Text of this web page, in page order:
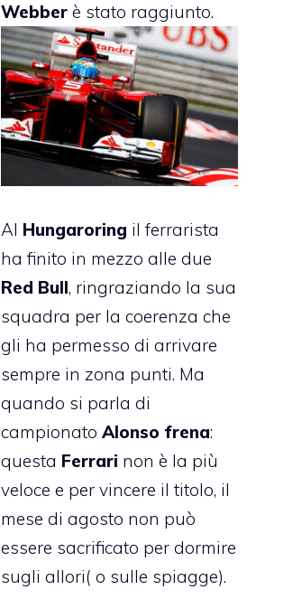
Webber è stato raggiunto.
Al Hungaroring il ferrarista
ha finito in mezzo alle due
Red Bull, ringraziando la sua
squadra per la coerenza che
gli ha permesso di arrivare
sempre in zona punti. Ma
quando si parla di
campionatoAlonso frena:
questa Ferrari non è la più
veloce e per vincere il titolo, il
mese di agosto non può
essere sacrificato per dormire
sugli allori( o sulle spiagge).